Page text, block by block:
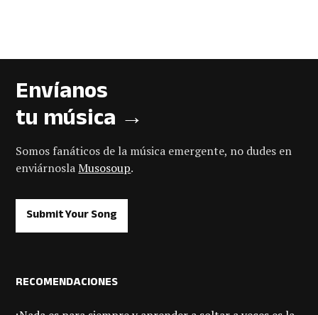
Envíanos
tu música →
Somos fanáticos de la música emergente, no dudes en
enviárnoslaMusosoup.
Submit Your Song
RECOMENDACIONES